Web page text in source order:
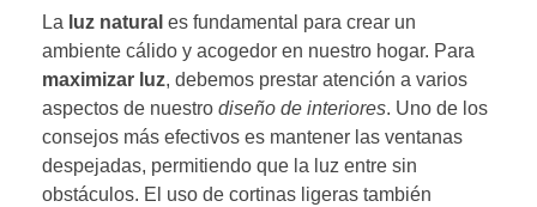
La luz natural es fundamental para crear un
ambiente cálido y acogedor en nuestro hogar. Para
maximizar luz, debemos prestar atención a varios
aspectos de nuestro diseño de interiores. Uno de los
consejos más efectivos es mantener las ventanas
despejadas, permitiendo que la luz entre sin
obstáculos. El uso de cortinas ligeras también